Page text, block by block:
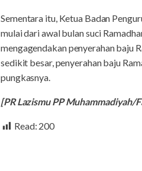
Sementara itu, Ketua Badan
mulai dari awal bulan suci
mengagendakan penyerahan baju
sedikit besar, penyerahan baju
pungkasnya.
[PR Lazismu PP Muhammadiyah/
Read: 200